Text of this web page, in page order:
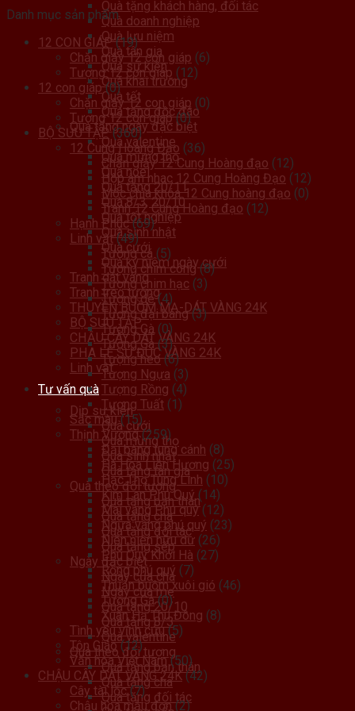
Quà tặng khách hàng, đối tác
Quà doanh nghiệp
Quà lưu niệm
Quà tân gia
Quà sự kiện
Quà khai trương
Quà tết
Quà tặng độc đáo
Quà tặng ngày đặc biệt
Quà valentine
Quà mừng thọ
Quà noel
Quà tặng 20/11
Quà 8/3, 20/10
Quà tốt nghiệp
Quà sinh nhật
Quà cưới
Quà kỷ niệm ngày cưới
Tranh dát vàng
Tranh treo tường
THUYỀN BUỒM MẠ-DÁT VÀNG 24K
BỘ SƯU TẬP
CHẬU CÂY DÁT VÀNG 24K
PHA LÊ SỨ ĐÚC VÀNG 24K
Linh vật
Tư vấn quà
Dịp sự kiện
Quà cưới
Quà mừng thọ
Quà sinh nhật
Quà tặng tân gia
Quà theo đối tượng
Quà tặng bạn thân
Quà tặng cha
Quà tặng đối tác
Quà tặng sếp
Ngày đặc biệt
Ngày của cha
Ngày của mẹ
Quà tặng 20/10
Quà tặng 8/3
Quà valentine
Quà theo đối tượng
Quà tặng bạn thân
Quà tặng cha
Quà tặng đối tác
Danh mục sản phẩm
12 CON GIÁP (19)
Chặn giấy 12 con giáp (6)
Tượng 12 con giáp (12)
12 con giáp (0)
Chặn giấy 12 con giáp (0)
Tượng 12 con giáp (0)
BỘ SƯU TẬP (360)
12 Cung Hoàng Đạo (36)
Chặn giấy 12 Cung Hoàng đạo (12)
Hộp âm nhac 12 Cung Hoàng Đạo (12)
Móc chìa khóa 12 Cung hoàng đạo (0)
Tranh 12 Cung Hoàng đạo (12)
Hạnh Phúc (69)
Linh vật (49)
Tượng cá (5)
Tượng chim công (8)
Tượng chim hạc (3)
Tượng dê (4)
Tượng đại bàng (3)
Tường Gà (0)
Tượng Gà (3)
Tượng heo (6)
Tượng Ngựa (3)
Tượng Rồng (4)
Tượng Tuất (1)
Sắc màu (15)
Thịnh Vượng (259)
Đại bàng tung cánh (8)
Hà Hoa Liên Hương (25)
Hạc Thọ Tùng Linh (10)
Kim Lan Phú Quý (14)
Mai vàng Phú quý (12)
Ngựa vàng phú quý (23)
Niên niên hữu dư (26)
Phú Quý Khởi Hà (27)
Rồng phú quý (7)
Thuận buồm xuôi gió (46)
Tượng Gà (0)
Xuân Hạ Thu Đông (8)
Tình yêu vĩnh cửu (5)
Tôn Giáo (12)
Văn hóa Việt Nam (50)
CHẬU CÂY DÁT VÀNG 24K (42)
Cây tài lộc (7)
Chậu hoa mẫu đơn (2)